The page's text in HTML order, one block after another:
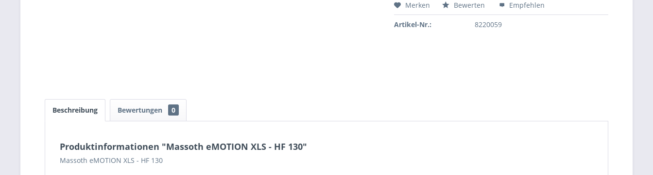
Merken Bewerten Empfehlen
Artikel-Nr.: 8220059
Beschreibung Bewertungen 0
Produktinformationen "Massoth eMOTION XLS - HF 130"
Massoth eMOTION XLS - HF 130